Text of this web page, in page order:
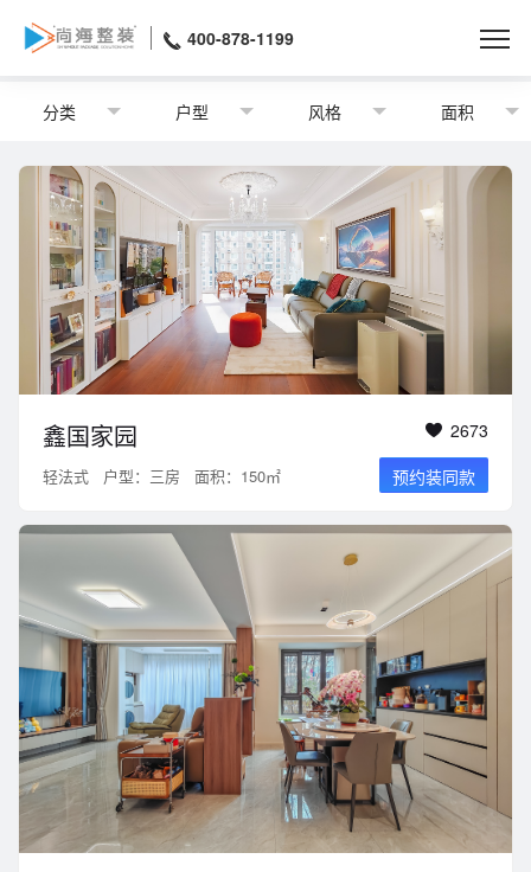
400-878-1199
分类 户型 风格 面积
鑫国家园 2673
轻法式 户型：三房 面积：150㎡ 预约装同款